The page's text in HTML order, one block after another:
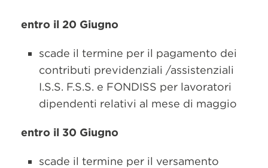
entro il 20 Giugno
scade il termine per il pagamento dei
contributi previdenziali /assistenziali
I.S.S. F.S.S. e FONDISS per lavoratori
dipendenti relativi al mese di maggio
entro il 30 Giugno
scade il termine per il versamento